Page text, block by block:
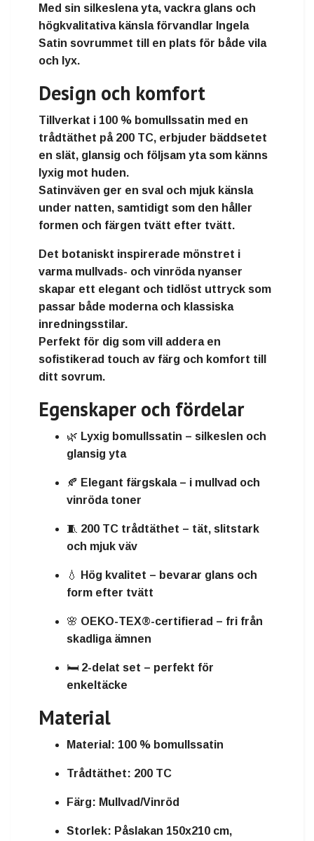
Med sin silkeslena yta, vackra glans och
högkvalitativa känsla förvandlar Ingela
Satin sovrummet till en plats för både vila
och lyx.
Design och komfort
Tillverkat i 100 % bomullssatin med en
trådtäthet på 200 TC, erbjuder bäddsetet
en slät, glansig och följsam ytasom känns
lyxig mot huden.
Satinväven ger en sval och mjuk känsla
under natten, samtidigt som den håller
formen och färgen tvätt efter tvätt.
Det botaniskt inspirerade mönstret i
varma mullvads- och vinröda nyanser
skapar ett elegant och tidlöst uttryck som
passar både moderna och klassiska
inredningsstilar.
Perfekt för dig som vill addera en
sofistikerad touch av färg och komfort till
ditt sovrum.
Egenskaper och fördelar
🌿 Lyxig bomullssatin – silkeslen och
glansig yta
🍂 Elegant färgskala– i mullvad och
vinröda toner
🧵 200 TC trådtäthet – tät, slitstark
och mjuk väv
💧 Hög kvalitet – bevarar glans och
form efter tvätt
🌸 OEKO-TEX®-certifierad – fri från
skadliga ämnen
🛏️ 2-delat set – perfekt för
enkeltäcke
Material
Material: 100 % bomullssatin
Trådtäthet: 200 TC
Färg: Mullvad/Vinröd
Storlek: Påslakan 150x210 cm,